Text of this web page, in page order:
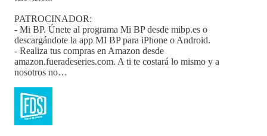
PATROCINADOR:
- Mi BP. Únete al programa Mi BP desde mibp.es o
descargándote la app MI BP para iPhone o Android.
- Realiza tus compras en Amazon desde
amazon.fueradeseries.com. A ti te costará lo mismo y a
nosotros no…